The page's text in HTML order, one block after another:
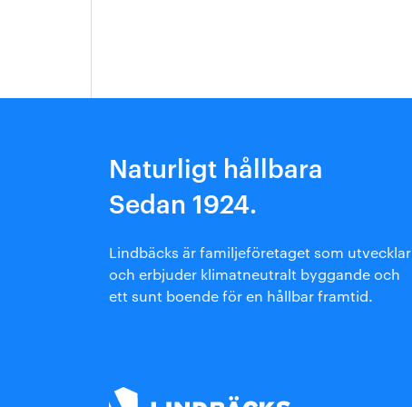
Naturligt hållbara
Sedan 1924.
Lindbäcks är familjeföretaget som utvecklar
och erbjuder klimatneutralt byggande och
ett sunt boende för en hållbar framtid.